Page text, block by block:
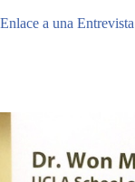
Enlace a una Entrevista